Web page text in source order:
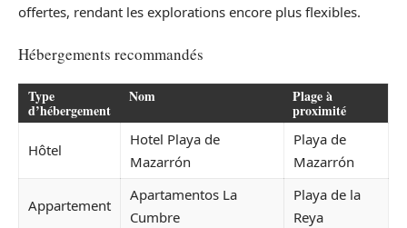
offertes, rendant les explorations encore plus flexibles.
Hébergements recommandés
Type
d’hébergement
Nom Plage à
proximité
Hôtel
Hotel Playa de
Mazarrón
Playa de
Mazarrón
Appartement
Apartamentos La
Cumbre
Playa de la
Reya